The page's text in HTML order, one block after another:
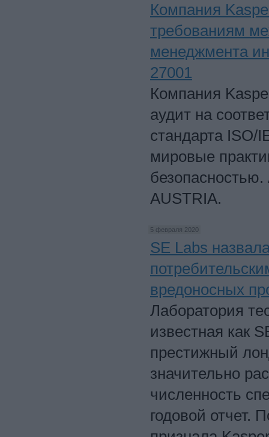
Компания
требованиям
менеджмента
27001
Компания
аудит на
стандарта ISO/
мировые
AUSTRIA.
5 февраля 2020
SE Labs
вредоносных
Лаборатория
известная как
престижный
значительно
численность
годовой отчет.